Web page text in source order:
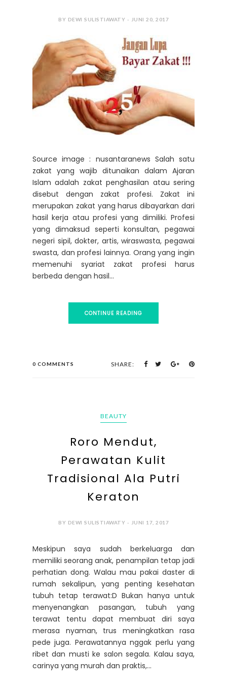
BY DEWI SULISTIAWATY - JUNI 20, 2017
Source image : nusantaranews Salah satu
zakat yang wajib ditunaikan dalam Ajaran
Islam adalah zakat penghasilan atau sering
disebut dengan zakat profesi. Zakat ini
merupakan zakat yang harus dibayarkan dari
hasil kerja atau profesi yang dimiliki. Profesi
yang dimaksud seperti konsultan, pegawai
negeri sipil, dokter, artis, wiraswasta, pegawai
swasta, dan profesi lainnya. Orang yang ingin
memenuhi syariat zakat profesi harus
berbeda dengan hasil...
CONTINUE READING
0 COMMENTS SHARE:
BEAUTY
Roro Mendut,
Perawatan Kulit
Tradisional Ala Putri
Keraton
BY DEWI SULISTIAWATY - JUNI 17, 2017
Meskipun saya sudah berkeluarga dan
memiliki seorang anak, penampilan tetap jadi
perhatian dong. Walau mau pakai daster di
rumah sekalipun, yang penting kesehatan
tubuh tetap terawat:D Bukan hanya untuk
menyenangkan pasangan, tubuh yang
terawat tentu dapat membuat diri saya
merasa nyaman, trus meningkatkan rasa
pede juga. Perawatannya nggak perlu yang
ribet dan musti ke salon segala. Kalau saya,
carinya yang murah dan praktis,...